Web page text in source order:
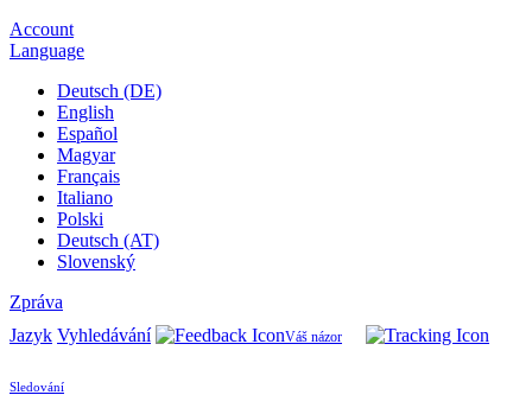
Account
Language
Deutsch (DE)
English
Español
Magyar
Français
Italiano
Polski
Deutsch (AT)
Slovenský
Zpráva
Jazyk Vyhledávání Váš názor
Sledování